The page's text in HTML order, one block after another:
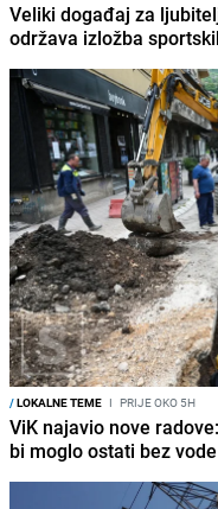
Veliki događaj za
održava izložba
/LOKALNE TEME I PRIJE OKO 5H
ViK najavio nove
bi moglo ostati bez vode